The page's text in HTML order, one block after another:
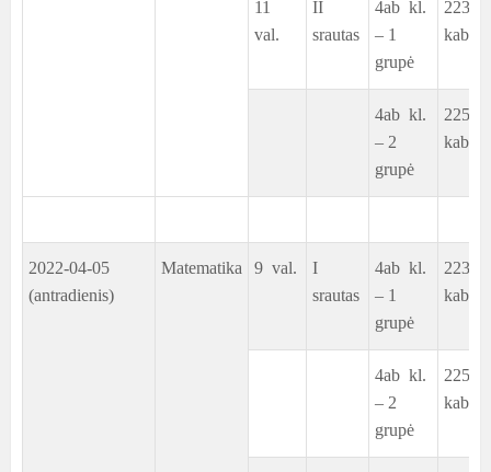
11
val.
II
srautas
4ab kl.
– 1
grupė
223
kab.
4ab kl.
– 2
grupė
225
kab.
2022-04-05
(antradienis)
Matematika 9 val.
I
srautas
4ab kl.
– 1
grupė
223
kab.
4ab kl.
– 2
grupė
225
kab.